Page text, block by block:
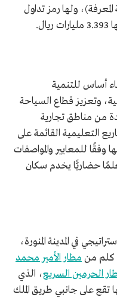
(مدينة المعرفة)، ولها رمز تداول
أساس للتنمية
وتعزيز قطاع السياحة
من مناطق تجارية
التعليمية القائمة على
وفقًا للمعايير والمواصفات
حضاريًّا يخدم سكان
في المدينة المنورة،
مطار الأمير محمد
الحرمين السريع، الذي
تقع على جانبي طريق الملك